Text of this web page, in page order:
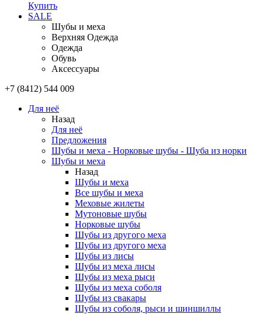
Купить
SALE
Шубы и меха
Верхняя Одежда
Одежда
Обувь
Аксессуары
+7 (8412) 544 009
Для неё
Назад
Для неё
Предложения
Шубы и меха - Норковые шубы - Шуба из норки
Шубы и меха
Назад
Шубы и меха
Все шубы и меха
Меховые жилеты
Мутоновые шубы
Норковые шубы
Шубы из другого меха
Шубы из другого меха
Шубы из лисы
Шубы из меха лисы
Шубы из меха рыси
Шубы из меха соболя
Шубы из свакары
Шубы из соболя, рыси и шиншиллы